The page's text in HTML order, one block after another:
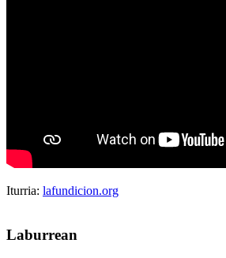
Iturria: lafundicion.org
Laburrean